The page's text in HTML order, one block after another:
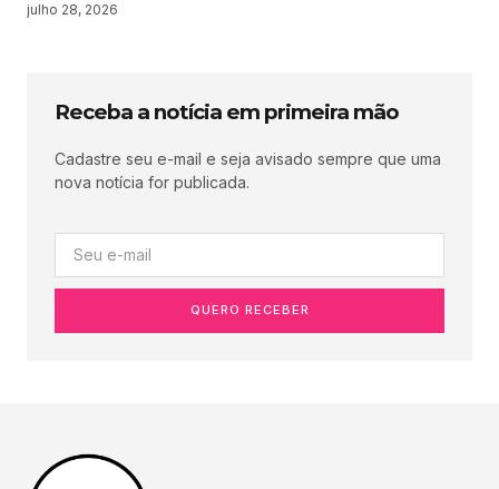
julho 28, 2026
Receba a notícia em primeira mão
Cadastre seu e-mail e seja avisado sempre que uma
nova notícia for publicada.
QUERO RECEBER